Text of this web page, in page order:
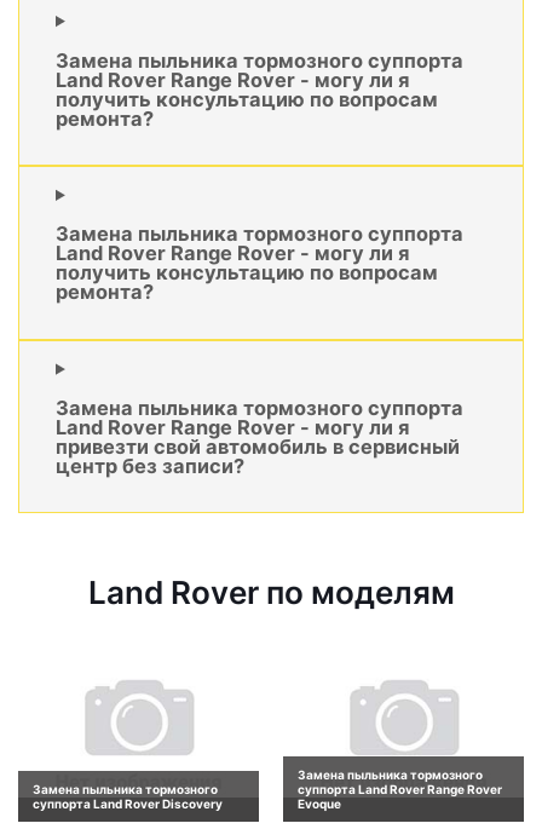
Замена пыльника тормозного суппорта
Land Rover Range Rover - могу ли я
получить консультацию по вопросам
ремонта?
Замена пыльника тормозного суппорта
Land Rover Range Rover - могу ли я
получить консультацию по вопросам
ремонта?
Замена пыльника тормозного суппорта
Land Rover Range Rover - могу ли я
привезти свой автомобиль в сервисный
центр без записи?
Land Rover по моделям
Замена пыльника тормозного
суппорта Land Rover Discovery
Замена пыльника тормозного
суппорта Land Rover Range Rover
Evoque